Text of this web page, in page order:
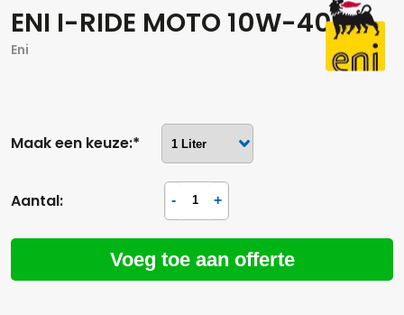
ENI I-RIDE MOTO 10W-40
Eni
Maak een keuze:*
Aantal:
Voeg toe aan offerte